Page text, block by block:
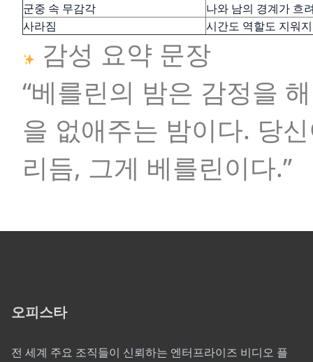
군중 속 무감각
나와 남의 경계가 흐
사라짐
시간도 역할도 지워
감성 요약 문장
“베를린의 밤은 감정을
을 없애주는 밤이다. 당
리듬, 그게 베를린이다.”
오피스타
전 세계 주요 조직들이 신뢰하는 엔터프라이즈 비디오 플